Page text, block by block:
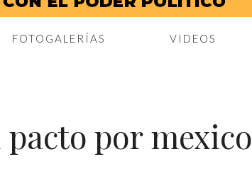
FOTOGALERÍAS VIDEOS
pacto por mexico